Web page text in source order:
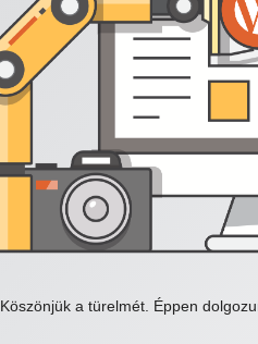
Köszönjük a türelmét. Éppen